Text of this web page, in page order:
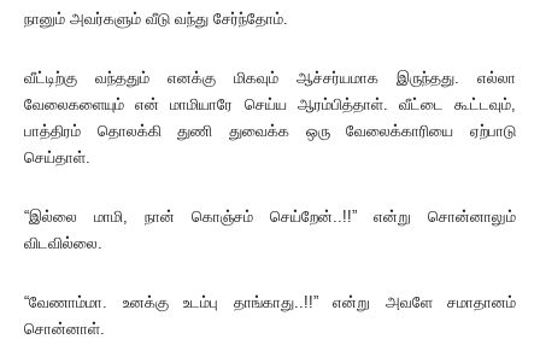
நானும் அவர்களும் வீடு வந்து சேர்ந்தோம்.
வீட்டிற்கு வந்ததும் எனக்கு மிகவும் ஆச்சர்யமாக இருந்தது. எல்லா
வேலைகளையும் என் மாமியாரே செய்ய ஆரம்பித்தாள். வீட்டை கூட்டவும்,
பாத்திரம் தொலக்கி துணி துவைக்க ஒரு வேலைக்காரியை ஏற்பாடு
செய்தாள்.
“இல்லை மாமி, நான் கொஞ்சம் செய்றேன்..!!” என்று சொன்னாலும்
விடவில்லை.
“வேணாம்மா. உனக்கு உடம்பு தாங்காது..!!” என்று அவளே சமாதானம்
சொன்னாள்.